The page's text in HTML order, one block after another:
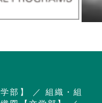
部】
組織・組